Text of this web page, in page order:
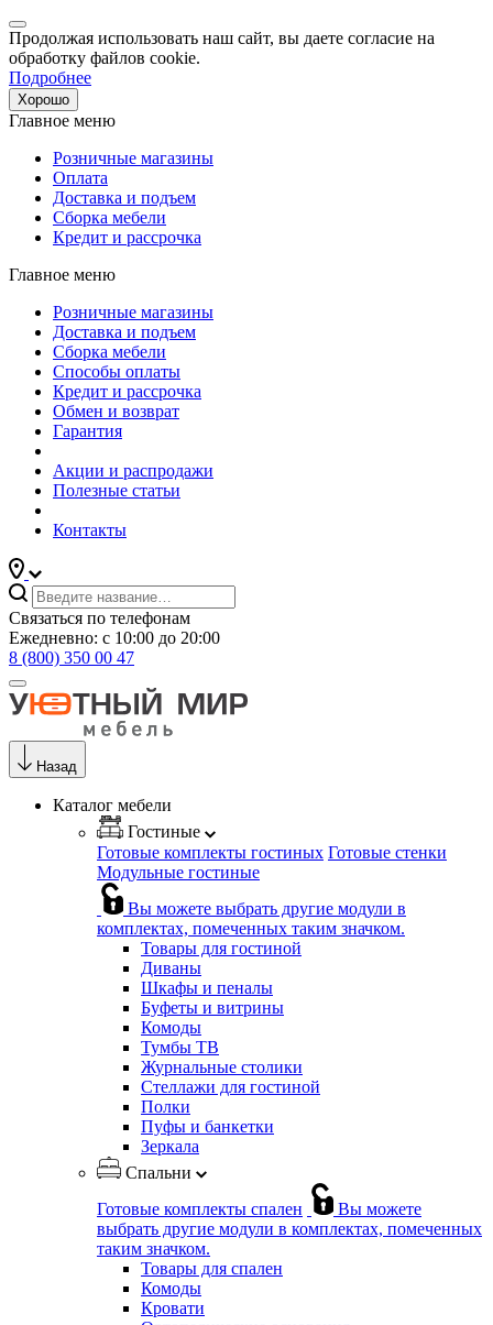
Продолжая использовать наш сайт, вы даете согласие на
обработку файлов cookie.
Подробнее
Хорошо
Главное меню
Розничные магазины
Оплата
Доставка и подъем
Сборка мебели
Кредит и рассрочка
Главное меню
Розничные магазины
Доставка и подъем
Сборка мебели
Способы оплаты
Кредит и рассрочка
Обмен и возврат
Гарантия
Акции и распродажи
Полезные статьи
Контакты
Связаться по телефонам
Ежедневно: с 10:00 до 20:00
8 (800) 350 00 47
Назад
Каталог мебели
Гостиные
Готовые комплекты гостиных Готовые стенки
Модульные гостиные
Вы можете выбрать другие модули в
комплектах, помеченных таким значком.
Товары для гостиной
Диваны
Шкафы и пеналы
Буфеты и витрины
Комоды
Тумбы ТВ
Журнальные столики
Стеллажи для гостиной
Полки
Пуфы и банкетки
Зеркала
Спальни
Готовые комплекты спален
Вы можете
выбрать другие модули в комплектах, помеченных
таким значком.
Товары для спален
Комоды
Кровати